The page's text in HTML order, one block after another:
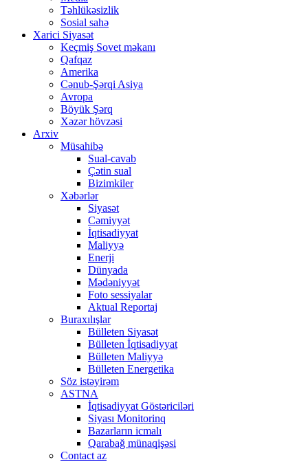
Təhlükəsizlik
Sosial sahə
Xarici Siyasət
Keçmiş Sovet məkanı
Qafqaz
Amerika
Cənub-Şərqi Asiya
Avropa
Böyük Şərq
Xəzər hövzəsi
Arxiv
Müsahibə
Sual-cavab
Çətin sual
Bizimkiler
Xəbərlər
Siyasət
Cəmiyyət
İqtisadiyyat
Maliyyə
Enerji
Dünyada
Mədəniyyət
Foto sessiyalar
Aktual Reportaj
Buraxılışlar
Bülleten Siyasət
Bülleten İqtisadiyyat
Bülleten Maliyyə
Bülleten Energetika
Söz istəyirəm
ASTNA
İqtisadiyyat Göstəriciləri
Siyası Monitorinq
Bazarların icmalı
Qarabağ münaqişəsi
Contact az